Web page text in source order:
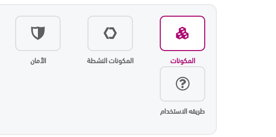
المكونات المكونات النشطة الأمان
طريقه الاستخدام